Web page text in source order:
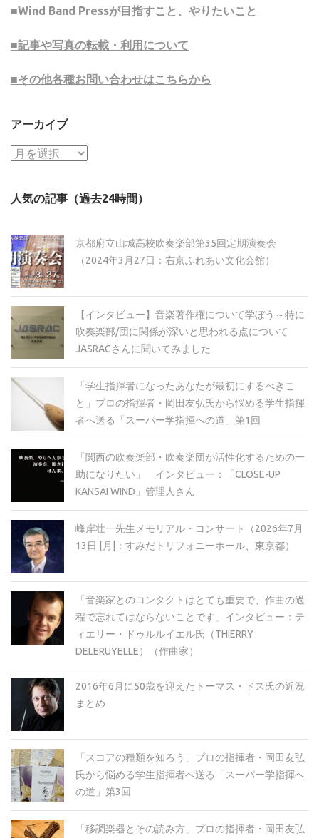
■Wind Band Pressが目指すこと、やりたいこと
■記事や写真の転載・利用について
■その他各種お問い合わせはこちらから
アーカイブ
ア
イ
人気の記事（過去24時間）
京都府立山城高校吹奏楽部第35回定期演奏会
（2024年3月27日：右京ふれあい文化会館）
【インタビュー】音楽著作権について学ぼう～特に
吹奏楽部/団に関係が深いと思われる点について
JASRACさんに聞いてみました
「学生指揮者になったあなたが最初にするべきこ
と」プロの指揮者・岡田友弘氏から悩める学生指揮
者へ送る「スーパー学指揮への道」第1回
「関西の吹奏楽部・吹奏楽団が活性化するための一
助になりたい」 インタビュー：「CLOSE-UP
KANSAI WIND」管理人さん
峰岸壮一先生メモリアル・コンサート（2026年7月
13日 [月]：すみだトリフォニーホール、東京都）
「音楽家とのコンタクトはとても重要で、作曲の過
程で忘れてはならないことです」インタビュー：テ
ィエリー・ドゥルルイエル氏（THIERRY
DELERUYELLE）（作曲家）
2016年6月に50歳を迎えたトーマス・ドス氏の近況
まとめ
「スコアの種類を知ろう」プロの指揮者・岡田友弘
氏から悩める学生指揮者へ送る「スーパー学指揮へ
の道」第3回
「移調楽器とその読み方」プロの指揮者・岡田友弘